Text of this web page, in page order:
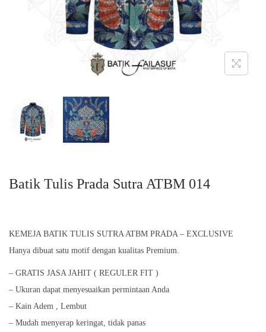
n
Batik Tulis Prada Sutra ATBM 014
KEMEJA BATIK TULIS SUTRA ATBM PRADA – EXCLUSIVE
Hanya dibuat satu motif dengan kualitas Premium.
– GRATIS JASA JAHIT ( REGULER FIT )
– Ukuran dapat menyesuaikan permintaan Anda
– Kain Adem , Lembut
– Mudah menyerap keringat, tidak panas